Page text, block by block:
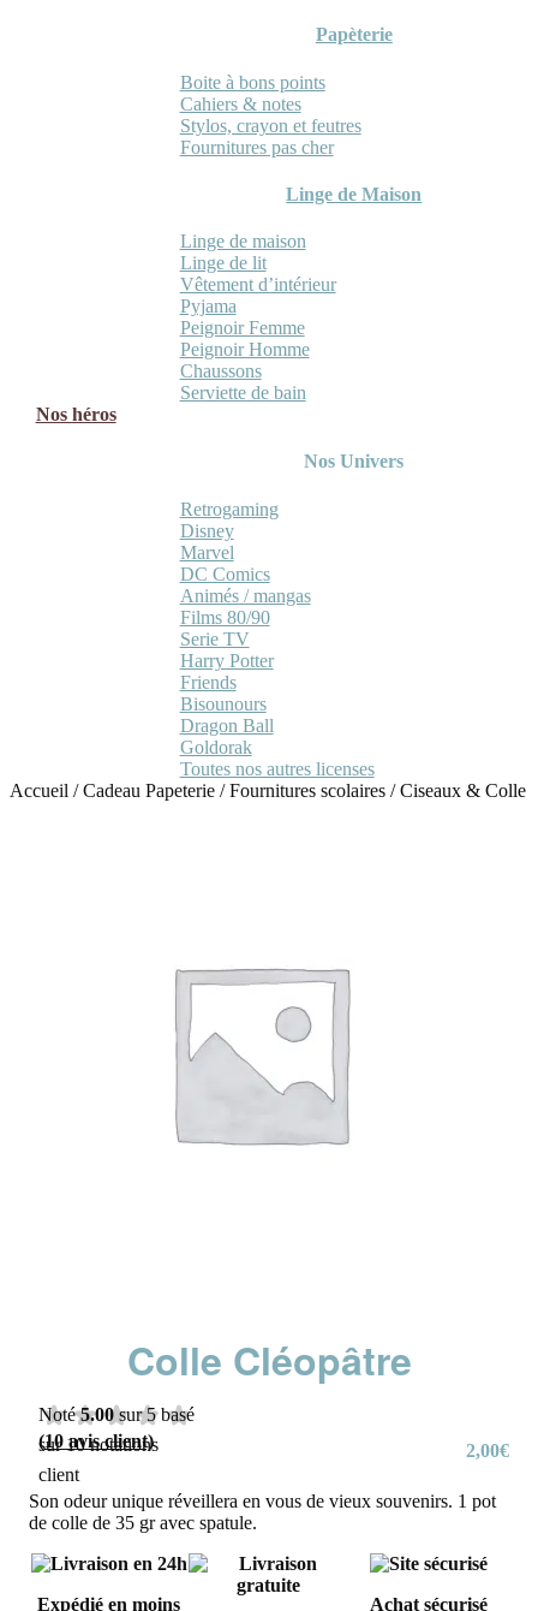
Papèterie
Boite à bons points
Cahiers & notes
Stylos, crayon et feutres
Fournitures pas cher
Linge de Maison
Linge de maison
Linge de lit
Vêtement d’intérieur
Pyjama
Peignoir Femme
Peignoir Homme
Chaussons
Serviette de bain
Nos héros
Nos Univers
Retrogaming
Disney
Marvel
DC Comics
Animés / mangas
Films 80/90
Serie TV
Harry Potter
Friends
Bisounours
Dragon Ball
Goldorak
Toutes nos autres licenses
Accueil /Cadeau Papeterie /Fournitures scolaires /Ciseaux & Colle
Colle Cléopâtre
Noté5.00 sur 5 basé
sur10notations
client
(10avis client) 2,00€
Son odeur unique réveillera en vous de vieux souvenirs. 1 pot
de colle de 35 gr avec spatule.
Expédié en moins Achat sécurisé